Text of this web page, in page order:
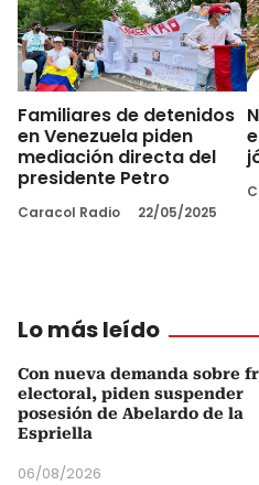
Familiares de detenidos
en Venezuela piden
mediación directa del
presidente Petro
Caracol Radio 22/05/2025
Lo más leído
Con nueva demanda sobre
electoral, piden suspender
posesión de Abelardo de la
Espriella
06/08/2026